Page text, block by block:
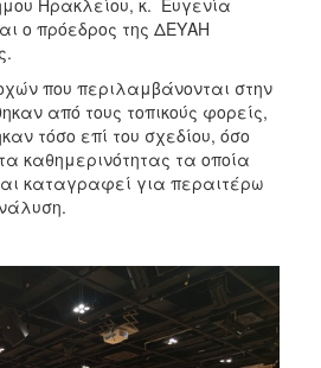
ο πρόεδρος της ΔΕΥΑΗ
που περιλαμβάνονται στην
από τους τοπικούς φορείς,
τόσο επί του σχεδίου, όσο
καθημερινότητας τα οποία
καταγραφεί για περαιτέρω